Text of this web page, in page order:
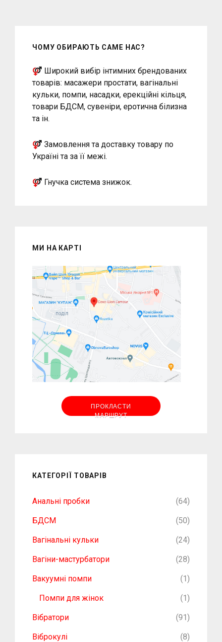
ЧОМУ ОБИРАЮТЬ САМЕ НАС?
Широкий вибір інтимних брендованих
товарів: масажери простати, вагінальні
кульки, помпи, насадки, ерекційні кільця,
товари БДСМ, сувеніри, еротична білизна
та ін.
Замовлення та доставку товару по
Україні та за її межі.
Гнучка система знижок.
МИ НА КАРТІ
ПРОКЛАСТИ
МАРШРУТ
КАТЕГОРІЇ ТОВАРІВ
Анальні пробки (64)
БДСМ (50)
Вагінальні кульки (24)
Вагіни-мастурбатори (28)
Вакуумні помпи (1)
Помпи для жінок (1)
Вібратори (91)
Віброкулі (8)